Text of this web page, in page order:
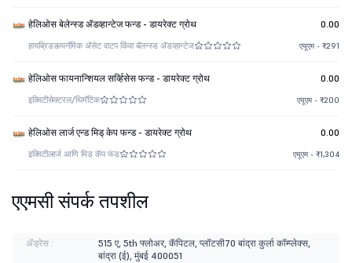
हेलिओस बेलेन्स्ड ॲडव्हान्टेज फन्ड - डायरेक्ट ग्रोथ 0.00
हायब्रिडडायनॅमिक ॲसेट वाटप किंवा बॅलन्स्ड ॲडव्हान्टेज एयूएम - ₹291
हेलिओस फायनान्शियल सर्व्हिसेस फन्ड - डायरेक्ट ग्रोथ 0.00
इक्विटीसेक्टरल/थिमॅटिक एयूएम - ₹200
हेलिओस लार्ज एन्ड मिड् केप फन्ड - डायरेक्ट ग्रोथ 0.00
इक्विटीलार्ज आणि मिड कॅप फंड एयूएम - ₹1,304
एएमसी संपर्क तपशील
ॲड्रेस :
515 ए, 5th फ्लोअर, कॅपिटल, प्लॉटसी70 बांद्रा कुर्ला कॉम्प्लेक्स,
बांद्रा (ई), मुंबई 400051